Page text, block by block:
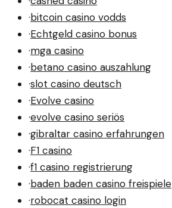
·bitcoin casino vodds
·Echtgeld casino bonus
·mga casino
·betano casino auszahlung
·slot casino deutsch
·Evolve casino
·evolve casino seriös
·gibraltar casino erfahrungen
·F1 casino
·f1 casino registrierung
·baden baden casino freispiele
·robocat casino login